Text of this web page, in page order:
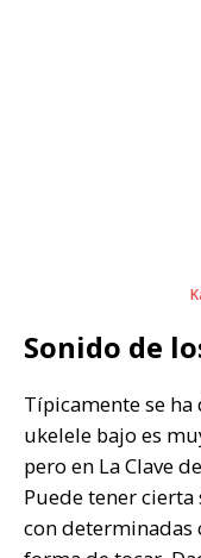
Sonido de
Típicamente se
ukelele bajo es
pero en La Clave
Puede tener
con determinadas